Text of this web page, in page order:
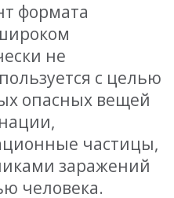
формата
не
с целью
опасных вещей
частицы,
заражений
человека.